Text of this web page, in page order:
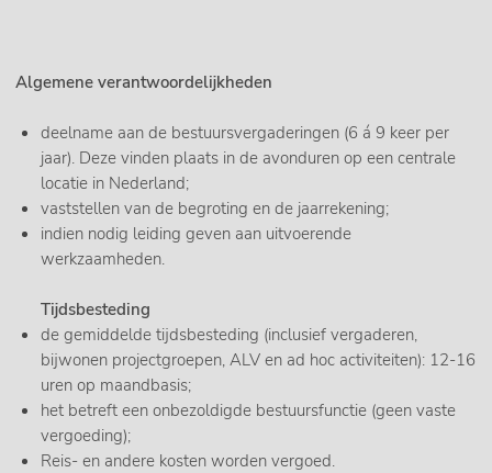
Algemene verantwoordelijkheden
deelname aan de bestuursvergaderingen (6 á 9 keer per
jaar). Deze vinden plaats in de avonduren op een centrale
locatie in Nederland;
vaststellen van de begroting en de jaarrekening;
indien nodig leiding geven aan uitvoerende
werkzaamheden.
Tijdsbesteding
de gemiddelde tijdsbesteding (inclusief vergaderen,
bijwonen projectgroepen, ALV en ad hoc activiteiten): 12-16
uren op maandbasis;
het betreft een onbezoldigde bestuursfunctie (geen vaste
vergoeding);
Reis- en andere kosten worden vergoed.